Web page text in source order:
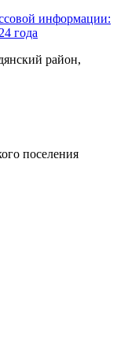
информации:
года
район,
поселения